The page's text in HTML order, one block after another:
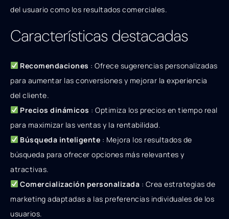
del usuario como los resultados comerciales.
Características destacadas
Recomendaciones : Ofrece sugerencias personalizadas
para aumentar las conversiones y mejorar la experiencia
del cliente.
Precios dinámicos : Optimiza los precios en tiempo real
para maximizar las ventas y la rentabilidad.
Búsqueda inteligente : Mejora los resultados de
búsqueda para ofrecer opciones más relevantes y
atractivas.
Comercialización personalizada : Crea estrategias de
marketing adaptadas a las preferencias individuales de los
usuarios.